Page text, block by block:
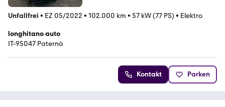
Unfallfrei • EZ 05/2022 • 102.000 km • 57 kW (77 PS) • Elektro
longhitano auto
IT-95047 Paternò
Kontakt Parken